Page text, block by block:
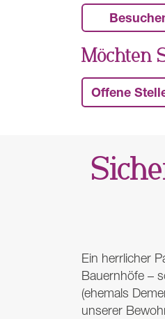
Möchten
Offene
Ein herrlicher
Bauernhöfe –
(ehemals
unserer